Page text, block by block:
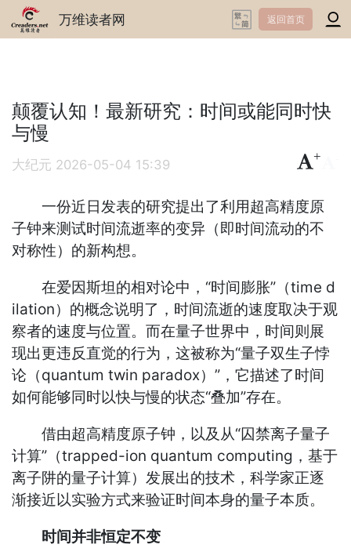
万维读者网 返回首页
颠覆认知！最新研究：时间或能同时快
与慢
大纪元 2026-05-04 15:39
+
一份近日发表的研究提出了利用超高精度原
子钟来测试时间流逝率的变异（即时间流动的不
对称性）的新构想。
在爱因斯坦的相对论中，“时间膨胀”（time d
ilation）的概念说明了，时间流逝的速度取决于观
察者的速度与位置。而在量子世界中，时间则展
现出更违反直觉的行为，这被称为“量子双生子悖
论（quantum twin paradox）”，它描述了时间
如何能够同时以快与慢的状态“叠加”存在。
借由超高精度原子钟，以及从“囚禁离子量子
计算”（trapped-ion quantum computing，基于
离子阱的量子计算）发展出的技术，科学家正逐
渐接近以实验方式来验证时间本身的量子本质。
时间并非恒定不变